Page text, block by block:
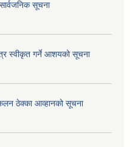
सूचना
स्वीकृत गर्ने आशयको सूचना
ठेक्का आव्हानको सूचना